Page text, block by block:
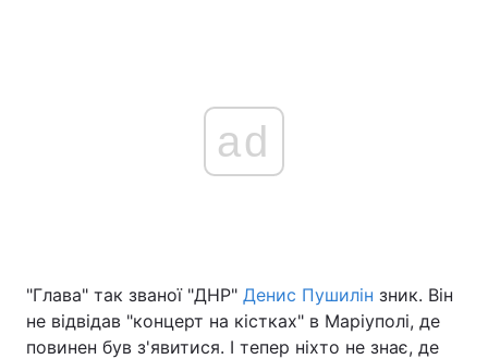
Головна Війна
Україна Політика
ad
"Глава" так званої "ДНР" Денис Пушилін зник. Він
не відвідав "концерт на кістках" в Маріуполі, де
повинен був з'явитися. І тепер ніхто не знає, де